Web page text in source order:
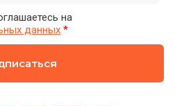
на
данных *